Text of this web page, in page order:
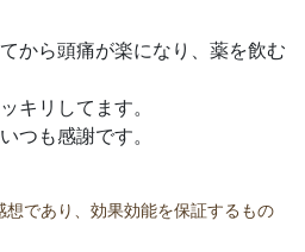
から頭痛が楽になり、薬を飲む
キリしてます。
つも感謝です。
であり、効果効能を保証するもの